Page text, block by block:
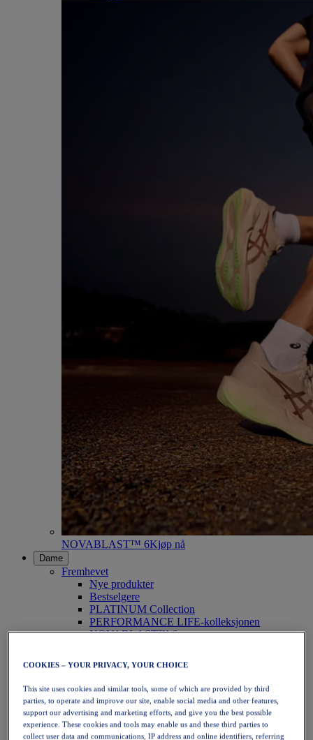
NOVABLAST™ 6Kjøp nå
Dame
Fremhevet
Nye produkter
Bestselgere
PLATINUM Collection
PERFORMANCE LIFE-kolleksjonen
NOVABLAST™ 6
Løping
Terrengløping
Tennis
Volleyball
Håndball
Padel
Netball
COOKIES – YOUR PRIVACY, YOUR CHOICE
This site uses cookies and similar tools, some of which are provided by third
parties, to operate and improve our site, enable social media and other features,
support our advertising and marketing efforts, and give you the best possible
experience. These cookies and tools may enable us and these third parties to
collect user data and communications, IP address and online identifiers, referring